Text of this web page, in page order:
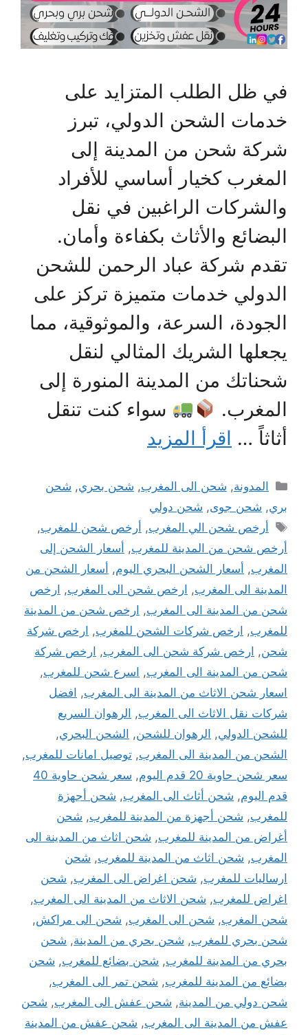
في ظل الطلب المتزايد على
خدمات الشحن الدولي، تبرز
شركة شحن من المدينة إلى
المغرب كخيار أساسي للأفراد
والشركات الراغبين في نقل
البضائع والأثاث بكفاءة وأمان.
تقدم شركة عباد الرحمن للشحن
الدولي خدمات متميزة تركز على
الجودة، السرعة، والموثوقية، مما
يجعلها الشريك المثالي لنقل
شحناتك من المدينة المنورة إلى
المغرب.
سواء كنت تنقل
أثاثاً … اقرأ المزيد
التصنيفات
المدونة, شحن الى المغرب, شحن بحري, شحن
بري, شحن جوى, شحن دولي
الوسوم
أرخص شحن الي المغرب, أرخص شحن للمغرب,
أرخص شحن من المدينة للمغرب, أسعار الشحن إلى
المغرب, أسعار الشحن البحري اليوم, أسعار الشحن من
المدينة الى المغرب, ارخص شحن الى المغرب, ارخص
شحن من المدينة الى المغرب, ارخص شحن من المدينة
للمغرب, ارخص شركات الشحن للمغرب, ارخص شركة
شحن, ارخص شركة شحن الى المغرب, ارخص شركة
شحن من المدينة الى المغرب, اسرع شحن للمغرب,
اسعار شحن الاثاث من المدينة الى المغرب, افضل
شركات نقل الاثاث الى المغرب, الرهوان السريع
للشحن الدولي, الرهوان للشحن, الشحن البحري,
الشحن من المدينة الى المغرب, توصيل امانات للمغرب,
سعر شحن حاوية 20 قدم اليوم
,
سعر شحن حاوية 40
قدم اليوم, شحن أثاث الى المغرب, شحن أجهزة
للمغرب, شحن أجهزة من المدينة للمغرب, شحن
أغراض من المدينة للمغرب, شحن اثاث من المدينة الى
المغرب, شحن اثاث من المدينة للمغرب, شحن
ارساليات للمغرب, شحن اغراض الى المغرب, شحن
اغراض للمغرب, شحن الاثاث من المدينة الى المغرب,
شحن المغرب, شحن الى المغرب, شحن الى مراكش,
شحن بحري للمغرب, شحن بحري من المدينة, شحن
بحري من المدينة للمغرب, شحن بضائع للمغرب, شحن
بضائع من المدينة للمغرب, شحن تمر الى المغرب,
شحن دولي من المدينة, شحن عفش الى المغرب, شحن
عفش من المدينة الى المغرب, شحن عفش من المدينة